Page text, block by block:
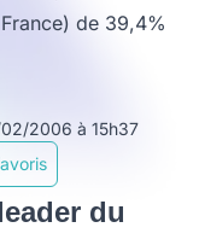
de 39,4%
2006 à 15h37
du